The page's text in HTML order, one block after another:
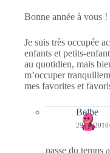
Bonne année à vous !
Je suis très occupée
enfants et petits-
au quotidien, mais
m’occuper
mes favorites et
Belbe
29/12/
passe du temps